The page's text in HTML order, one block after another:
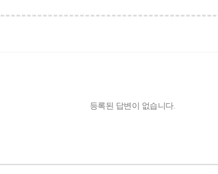
등록된 답변이 없습니다.